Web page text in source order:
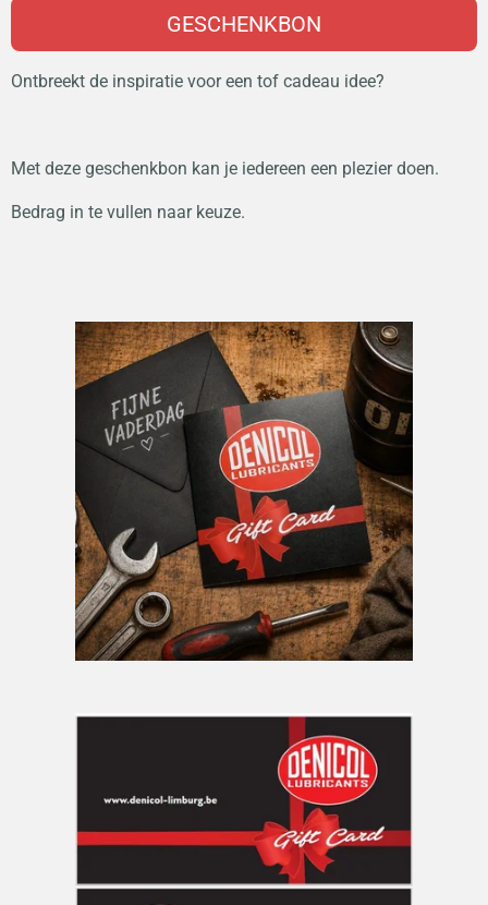
GESCHENKBON
Ontbreekt de inspiratie voor een tof cadeau idee?
Met deze geschenkbon kan je iedereen een plezier doen.
Bedrag in te vullen naar keuze.